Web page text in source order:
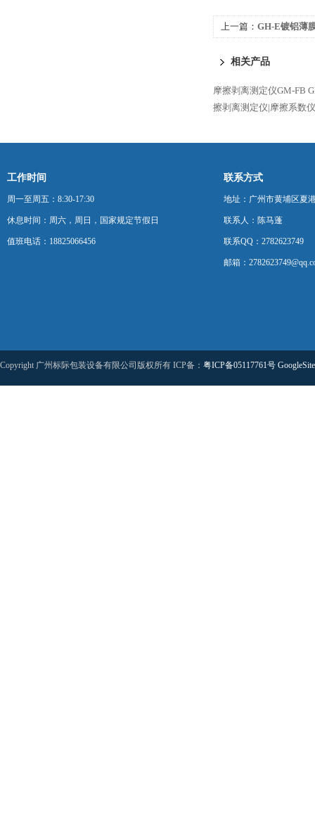
上一篇： GH-E镀铝薄
相关产品
摩擦剥离测定仪GM-FB
擦剥离测定仪|摩擦系数
工作时间
周一至周五：8:30-17:30
休息时间：周六，周日，国家规定节假日
值班电话：18825066456
联系方式
地址：广州市黄埔区夏
联系人：陈马蓬
联系QQ：2782623749
邮箱：
Copyright 广州标际包装设备有限公司版权所有 ICP备： 粤ICP备05117761号